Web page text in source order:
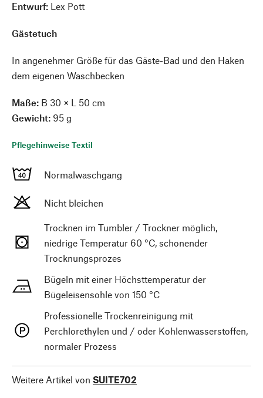
Entwurf: Lex Pott
Gästetuch
In angenehmer Größe für das Gäste-Bad und den Haken
dem eigenen Waschbecken
Maße: B 30 × L 50 cm
Gewicht: 95 g
Pflegehinweise Textil
Normalwaschgang
Nicht bleichen
Trocknen im Tumbler / Trockner möglich,
niedrige Temperatur 60 °C, schonender
Trocknungsprozes
Bügeln mit einer Höchsttemperatur der
Bügeleisensohle von 150 °C
Professionelle Trockenreinigung mit
Perchlorethylen und / oder Kohlenwasserstoffen,
normaler Prozess
Weitere Artikel von SUITE702